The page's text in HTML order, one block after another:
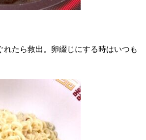
れたら救出。卵綴じにする時はいつも